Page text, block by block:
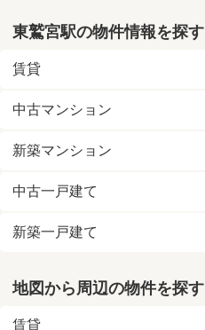
東鷲宮駅の物件情報を探す
賃貸
中古マンション
新築マンション
中古一戸建て
新築一戸建て
地図から周辺の物件を探す
賃貸